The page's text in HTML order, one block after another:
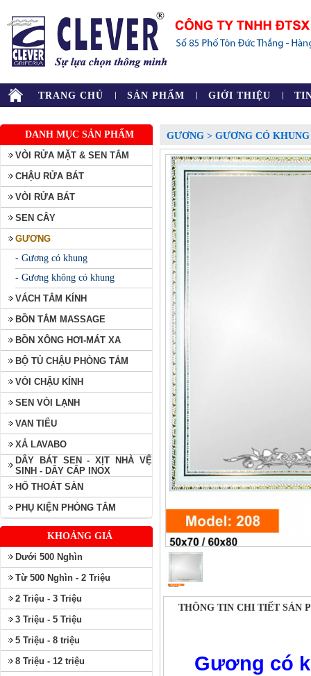
TRANG CHỦ SẢN PHẨM GIỚI THIỆU
DANH MỤC SẢN PHẨM
VÒI RỬA MẶT & SEN TẮM
CHẬU RỬA BÁT
VÒI RỬA BÁT
SEN CÂY
GƯƠNG
- Gương có khung
- Gương không có khung
VÁCH TẮM KÍNH
BỒN TẮM MASSAGE
BỒN XÔNG HƠI-MÁT XA
BỘ TỦ CHẬU PHÒNG TẮM
VÒI CHẬU KÍNH
SEN VÒI LẠNH
VAN TIỂU
XẢ LAVABO
DÂY BÁT SEN - XỊT NHÀ VỆ
SINH - DÂY CẤP INOX
HỐ THOÁT SÀN
PHỤ KIỆN PHÒNG TẮM
KHOẢNG GIÁ
Dưới 500 Nghìn
Từ 500 Nghìn - 2 Triệu
2 Triệu - 3 Triệu
3 Triệu - 5 Triệu
5 Triệu - 8 triệu
8 Triệu - 12 triệu
GƯƠNG > GƯƠNG CÓ KHUNG
THÔNG TIN CHI TIẾT SẢN
Gương có